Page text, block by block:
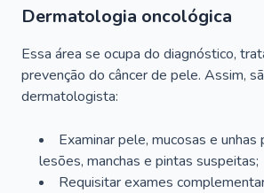
Dermatologia oncológica
Essa área se ocupa do diagnóstico,
prevenção do câncer de pele. Assim,
dermatologista:
Examinar pele, mucosas e unhas
lesões, manchas e pintas suspeitas;
Requisitar exames